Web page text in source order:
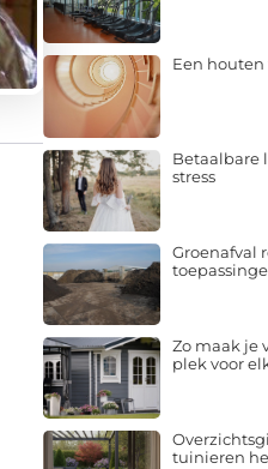
Een
Betaalbare
stress
Groenafval
Zo maak je
plek voor
tuinieren